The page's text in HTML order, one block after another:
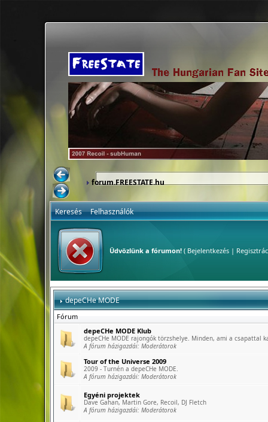
forum.FREESTATE.hu
Keresés Felhasználók
Üdvözlünk a fórumon!( Bejelentkezés|
depeCHe MODE
Fórum
depeCHe MODE Klub
depeCHe MODE rajongók törzshelye. Minden, ami a csapattal
A fórum házigazdái: Moderátorok
Tour of the Universe 2009
2009 - Turnén a depeCHe MODE.
A fórum házigazdái: Moderátorok
Egyéni projektek
Dave Gahan, Martin Gore, Recoil, DJ Fletch
A fórum házigazdái: Moderátorok